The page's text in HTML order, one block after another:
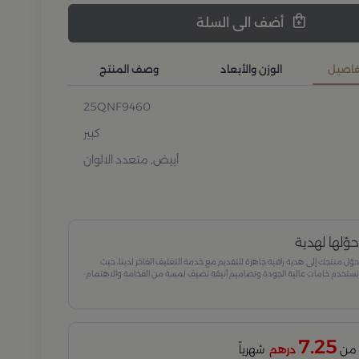
أضف الى السلة
25QNF9460
كبير
أبيض, متعدد الالوان
الوزن والأبعاد وصف المنتج
حوّلها لهدية
حوّل منتجك إلى هدية راقية جاهزة للتقديم مع خدمة التغليف الفاخر لدينا، حيث
نستخدم خامات عالية الجودة وتصاميم أنيقة تضيف لمسة من الفخامة والاهتمام
7.25 درهم شهرياً